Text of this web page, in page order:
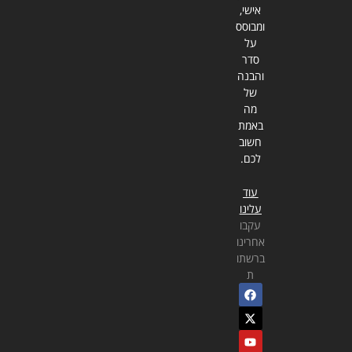
אישי,
ומבוסס
על
סדר
והבנה
של
מה
באמת
חשוב
לכם.
עוד
עלינו
עקבו
אחרינו
ברשתו
ת